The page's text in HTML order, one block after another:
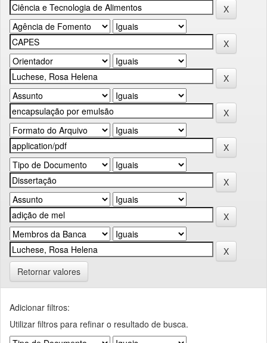
Retornar valores
Adicionar filtros:
Utilizar filtros para refinar o resultado de busca.